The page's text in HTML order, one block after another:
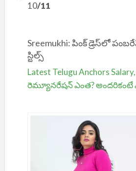
10/11
Sreemukhi: పింక్ డ్రెస్‌లో
స్టిల్స్
Latest Telugu Anchors
రెమ్యూనరేషన్ ఎంత? అందరికంటే